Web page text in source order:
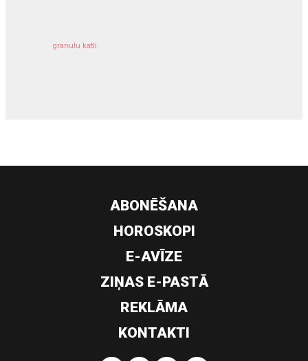
granulu katli
ABONĒŠANA
HOROSKOPI
E-AVĪZE
ZIŅAS E-PASTĀ
REKLĀMA
KONTAKTI